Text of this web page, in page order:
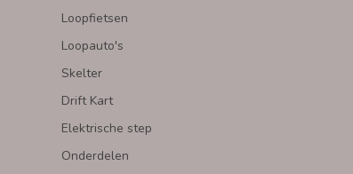
Loopfietsen
Loopauto's
Skelter
Drift Kart
Elektrische step
Onderdelen